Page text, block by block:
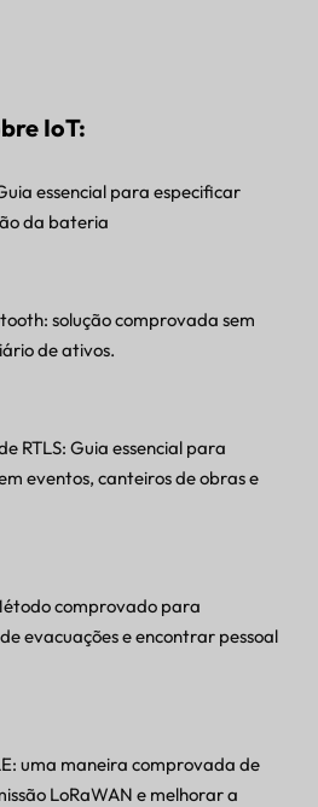
IoT:
essencial para especificar
da bateria
solução comprovada sem
de ativos.
RTLS: Guia essencial para
eventos, canteiros de obras e
comprovado para
evacuações e encontrar pessoal
uma maneira comprovada de
LoRaWAN e melhorar a